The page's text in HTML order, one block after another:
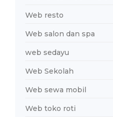
Web resto
Web salon dan spa
web sedayu
Web Sekolah
Web sewa mobil
Web toko roti